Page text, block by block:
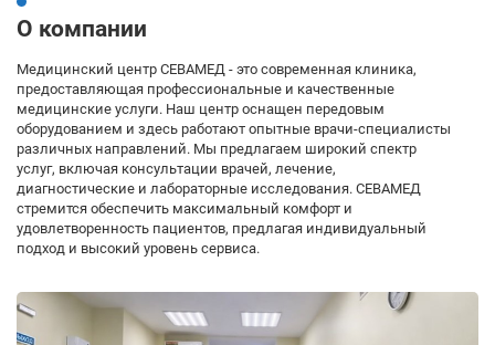
О компании
Медицинский центр СЕВАМЕД - это современная клиника,
предоставляющая профессиональные и качественные
медицинские услуги. Наш центр оснащен передовым
оборудованием и здесь работают опытные врачи-специалисты
различных направлений. Мы предлагаем широкий спектр
услуг, включая консультации врачей, лечение,
диагностические и лабораторные исследования. СЕВАМЕД
стремится обеспечить максимальный комфорт и
удовлетворенность пациентов, предлагая индивидуальный
подход и высокий уровень сервиса.